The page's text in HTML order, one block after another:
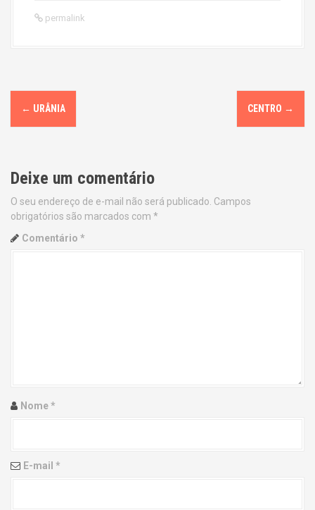
permalink
P
o
t
n
a
i
n
← URÂNIA CENTRO →
Deixe um comentário
O seu endereço de e-mail não será publicado. Campos
obrigatórios são marcados com *
Comentário *
Nome*
E-mail *